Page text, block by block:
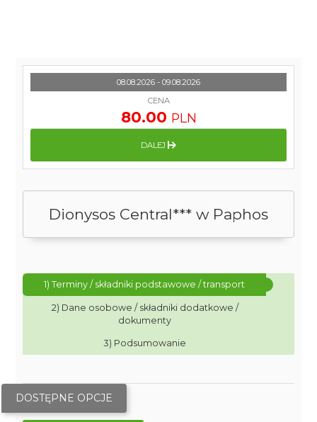
Dionysos Central*** w Paphos
1) Terminy / składniki podstawowe / transport
2) Dane osobowe / składniki dodatkowe /
dokumenty
3) Podsumowanie
DOSTĘPNE OPCJE
08.08.2026 - 09.08.2026
CENA
80.00 PLN
DALEJ